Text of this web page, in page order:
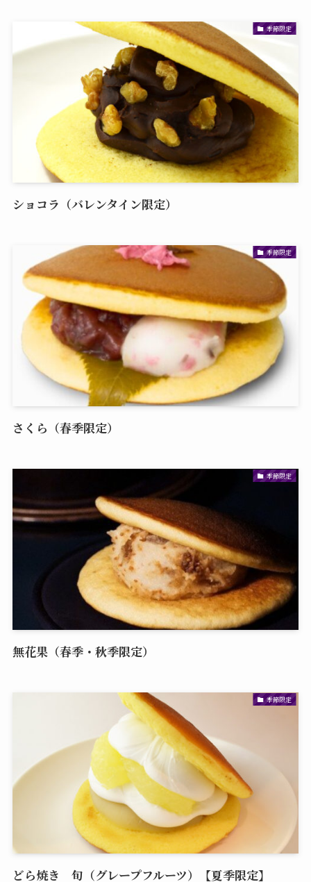
季節限定
ショコラ（バレンタイン限定）
季節限定
さくら（春季限定）
季節限定
無花果（春季・秋季限定）
季節限定
どら焼き 旬（グレープフルーツ）【夏季限定】